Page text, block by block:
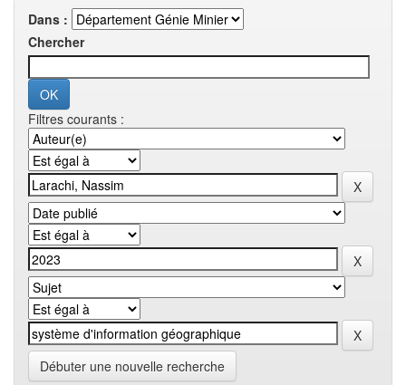
Dans :
Chercher
Filtres courants :
Débuter une nouvelle recherche